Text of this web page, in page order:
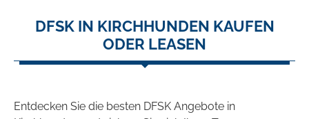
DFSK IN KIRCHHUNDEN KAUFEN
ODER LEASEN
Entdecken Sie die besten DFSK Angebote in